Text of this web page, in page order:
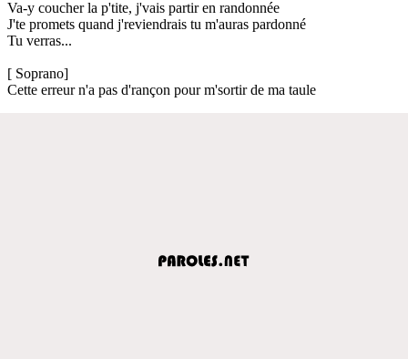
Va-y coucher la p'tite, j'vais partir en randonnée
J'te promets quand j'reviendrais tu m'auras pardonné
Tu verras...
[ Soprano]
Cette erreur n'a pas d'rançon pour m'sortir de ma taule